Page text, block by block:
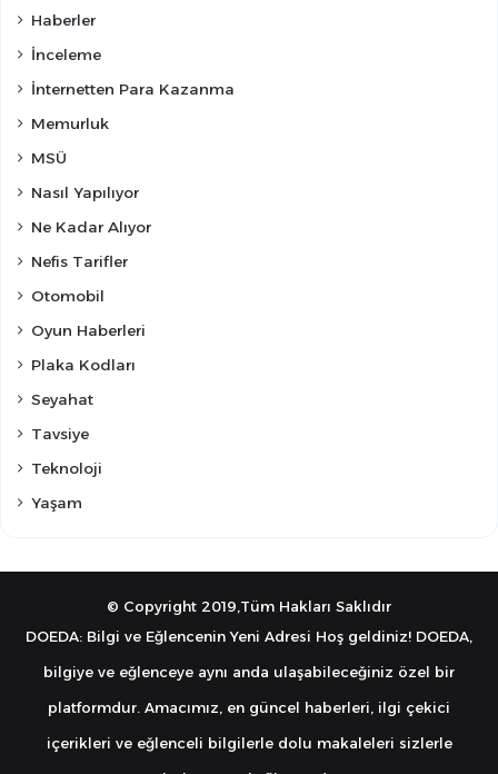
Haberler
İnceleme
İnternetten Para Kazanma
Memurluk
MSÜ
Nasıl Yapılıyor
Ne Kadar Alıyor
Nefis Tarifler
Otomobil
Oyun Haberleri
Plaka Kodları
Seyahat
Tavsiye
Teknoloji
Yaşam
© Copyright 2019,Tüm Hakları Saklıdır
DOEDA: Bilgi ve Eğlencenin Yeni Adresi Hoş geldiniz! DOEDA,
bilgiye ve eğlenceye aynı anda ulaşabileceğiniz özel bir
platformdur. Amacımız, en güncel haberleri, ilgi çekici
içerikleri ve eğlenceli bilgilerle dolu makaleleri sizlerle